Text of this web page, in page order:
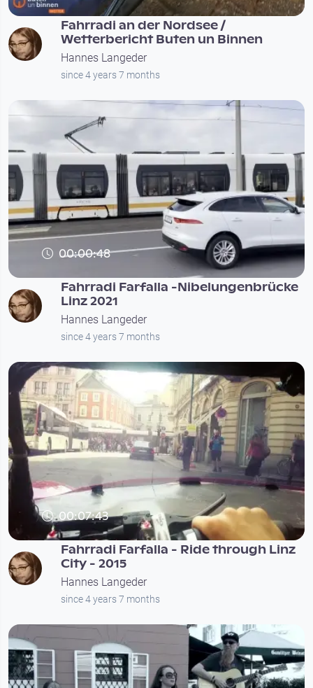
Fahrradi an der Nordsee /
Wetterbericht Buten un Binnen
Hannes Langeder
since 4 years 7 months
00:00:48
Fahrradi Farfalla -Nibelungenbrücke
Linz 2021
Hannes Langeder
since 4 years 7 months
00:07:43
Fahrradi Farfalla - Ride through Linz
City - 2015
Hannes Langeder
since 4 years 7 months